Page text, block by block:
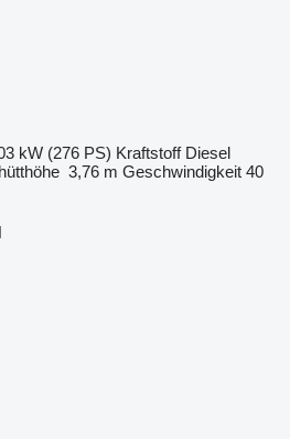
kW (276 PS) Kraftstoff Diesel
3,76 m Geschwindigkeit 40